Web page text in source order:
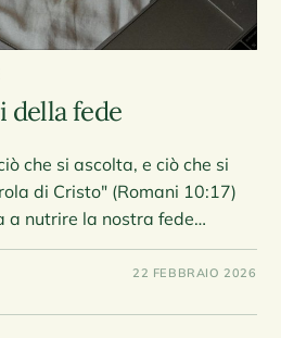
della fede
che si ascolta, e ciò che si
di Cristo" (Romani 10:17)
a nutrire la nostra fede…
22 FEBBRAIO 2026